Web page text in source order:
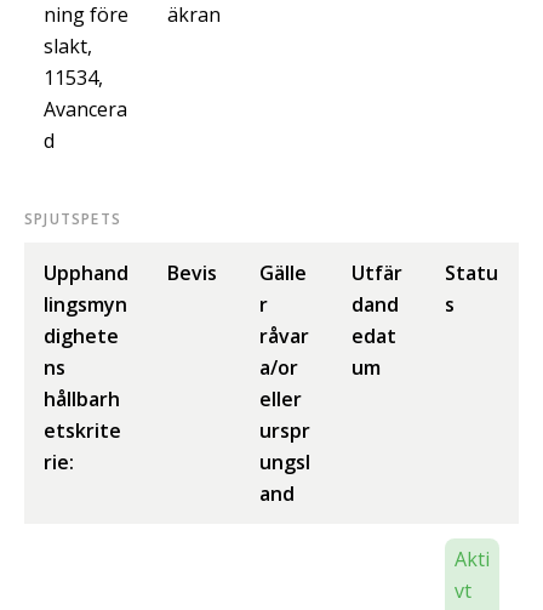
ning före
slakt,
11534,
Avancera
d
äkran
SPJUTSPETS
Upphand
lingsmyn
dighete
ns
hållbarh
etskrite
rie:
Bevis
Gälle
r
råvar
a/or
eller
urspr
ungsl
and
Utfär
dand
edat
um
Statu
s
Akti
vt